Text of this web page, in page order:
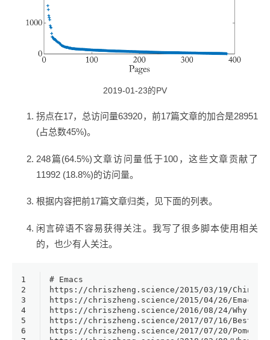
2019-01-23的PV
拐点在17，总访问量63920，前17篇文章的加合是28951
(占总数45%)。
248篇(64.5%)文章访问量低于100，这些文章贡献了
11992 (18.8%)的访问量。
根据内容把前17篇文章归类，见下面的列表。
闲言碎语不容易获得关注。我写了很多脚本使用相关
的，也少有人关注。
1
2
3
4
5
6
# Emacs